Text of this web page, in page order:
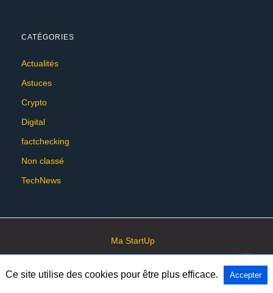
CATÉGORIES
Actualités
Astuces
Crypto
Digital
factchecking
Non classé
TechNews
Ma StartUp
All Rights Reserved View Non-AMP Version
Ce site utilise des cookies pour être plus efficace. Accepter